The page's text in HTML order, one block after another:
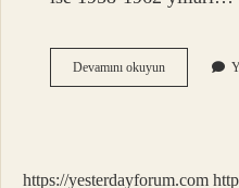
Devamını okuyunSscb
1949
Olarak
https://yesterdayforum.com